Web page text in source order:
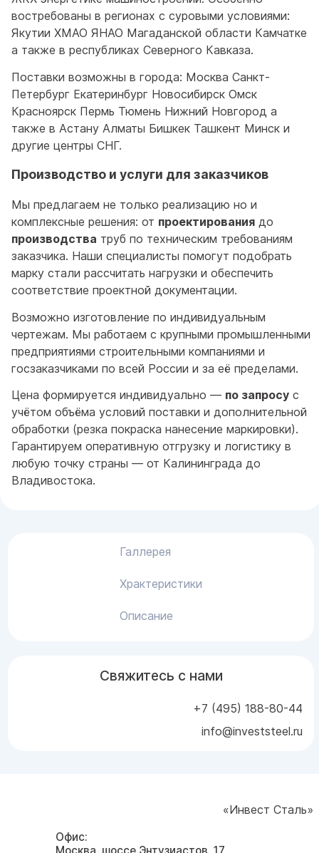
востребованы в регионах с суровыми условиями:
Якутии ХМАО ЯНАО Магаданской области Камчатке
а также в республиках Северного Кавказа.
Поставки возможны в города: Москва Санкт-
Петербург Екатеринбург Новосибирск Омск
Красноярск Пермь Тюмень Нижний Новгород а
также в Астану Алматы Бишкек Ташкент Минск и
другие центры СНГ.
Производство и услуги для заказчиков
Мы предлагаем не только реализацию но и
комплексные решения: от проектирования до
производства труб по техническим требованиям
заказчика. Наши специалисты помогут подобрать
марку стали рассчитать нагрузки и обеспечить
соответствие проектной документации.
Возможно изготовление по индивидуальным
чертежам. Мы работаем с крупными промышленными
предприятиями строительными компаниями и
госзаказчиками по всей России и за её пределами.
Цена формируется индивидуально — по запросу с
учётом объёма условий поставки и дополнительной
обработки (резка покраска нанесение маркировки).
Гарантируем оперативную отгрузку и логистику в
любую точку страны — от Калининграда до
Владивостока.
Галлерея
Храктеристики
Описание
Свяжитесь с нами
+7 (495) 188-80-44
info@investsteel.ru
«Инвест Сталь»
Офис:
Москва, шоссе Энтузиастов, 17